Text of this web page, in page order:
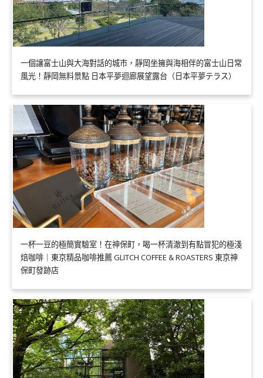
一個讓富士山與大海對話的城市，靜岡坐擁與海相伴的富士山日常
風光！靜岡無料景點 日本平夢迴廊展望露台（日本平夢テラス）
一杯一豆的極簡實驗室！在神保町，喝一杯清澈到有點冒犯的極淺
焙咖啡｜東京精品咖啡推薦 GLITCH COFFEE & ROASTERS 東京神
保町發跡店